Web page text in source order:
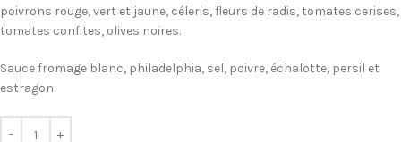
poivrons rouge, vert et jaune, céleris, fleurs de radis, tomates cerises,
tomates confites, olives noires.
Sauce fromage blanc, philadelphia, sel, poivre, échalotte, persil et
estragon.